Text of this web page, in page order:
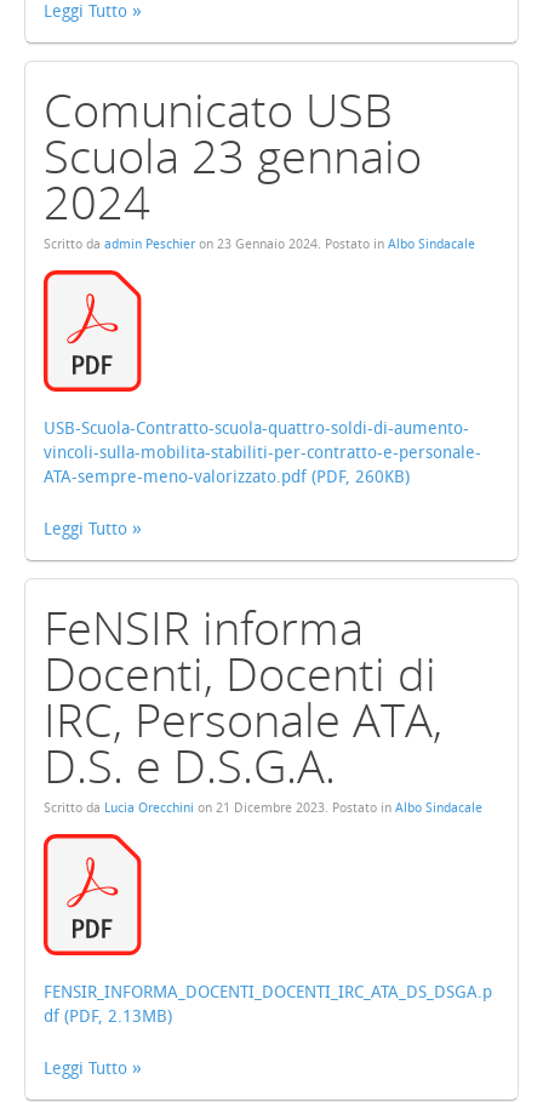
Leggi Tutto
Comunicato USB
Scuola 23 gennaio
2024
Scritto da admin Peschier on 23 Gennaio 2024. Postato in Albo Sindacale
USB-Scuola-Contratto-scuola-quattro-soldi-di-aumento-
vincoli-sulla-mobilita-stabiliti-per-contratto-e-personale-
ATA-sempre-meno-valorizzato.pdf (PDF, 260KB)
Leggi Tutto
FeNSIR informa
Docenti, Docenti di
IRC, Personale ATA,
D.S. e D.S.G.A.
Scritto da Lucia Orecchini on 21 Dicembre 2023. Postato in Albo Sindacale
FENSIR_INFORMA_DOCENTI_DOCENTI_IRC_ATA_DS_DSGA.p
df (PDF, 2.13MB)
Leggi Tutto